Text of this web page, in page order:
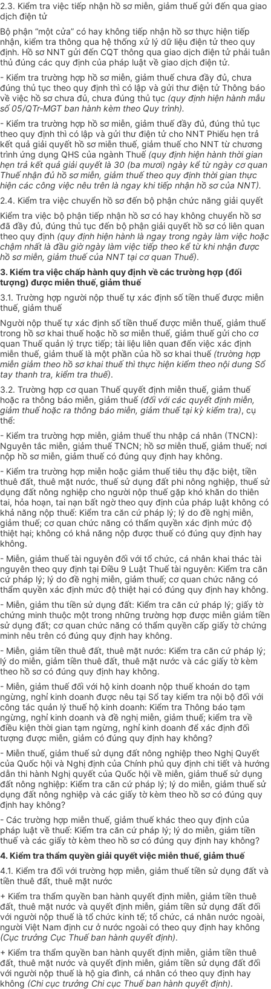
2.3. Kiểm tra việc tiếp nhận hồ sơ miễn, giảm thuế gửi đến qua giao
dịch điện tử
Bộ phận “một cửa” có hay không tiếp nhận hồ sơ thực hiện tiếp
nhận, kiểm tra thông qua hệ thống xử lý dữ liệu điện tử theo quy
định. Hồ sơ NNT gửi đến CQT thông qua giao dịch điện tử phải tuân
thủ đúng các quy định của pháp luật về giao dịch điện tử.
- Kiểm tra trường hợp hồ sơ miễn, giảm thuế chưa đầy đủ, chưa
đúng thủ tục theo quy định thì có lập và gửi thư điện tử Thông báo
về việc hồ sơ chưa đủ, chưa đúng thủ tục (quy định hiện hành mẫu
số05/QTr-MGT ban hành kèm theo Quy trình).
- Kiểm tra trường hợp hồ sơ miễn, giảm thuế đầy đủ, đúng thủ tục
theo quy định thì có lập và gửi thư điện tử cho NNT Phiếu hẹn trả
kết quả giải quyết hồ sơ miễn thuế, giảm thuế cho NNT từ chương
trình ứng dụng QHS của ngành Thuế (quy định hiện hành thời gian
hẹn trả kết quả giải quyết là 30 (ba mươi) ngày kể từ ngày cơ quan
Thuế nhận đủ hồ sơ miễn, giảm thuế theo quy định thời gian thực
hiện các công việc nêu trên là ngay khi tiếp nhận hồ sơ của NNT).
2.4. Kiểm tra việc chuyển hồ sơ đến bộ phận chức năng giải quyết
Kiểm tra việc bộ phận tiếp nhận hồ sơ có hay không chuyển hồ sơ
đã đầy đủ, đúng thủ tục đến bộ phận giải quyết hồ sơ có liên quan
theo quy định (quy định hiện hành là ngay trong ngày làm việc hoặc
chậm nhất là đầu giờ ngày làm việc tiếp theo kể từ khinhận được
hồ sơ miễn, giảm thuế của NNT tại cơ quan Thuế).
3. Kiểm tra việc chấp hành quy định về các trường hợp (đối
tượng) được miễn thuế, giảm thuế
3.1. Trường hợp người nộp thuế tự xác định số tiền thuế được miễn
thuế, giảm thuế
Người nộp thuế tự xác định số tiền thuế được miễn thuế, giảm thuế
trong hồ sơ khai thuế hoặc hồ sơ miễn thuế, giảm thuế gửi cho cơ
quan Thuế quản lý trực tiếp; tài liệu liên quan đến việc xác định
miễn thuế, giảm thuế là một phần của hồ sơ khai thuế (trường hợp
miễn giảm theo hồ sơ khai thuế thì thực hiện kiểm theo nội dung Sổ
tay thanh tra, kiểm tra thuế).
3.2. Trường hợp cơ quan Thuế quyết định miễn thuế, giảm thuế
hoặc ra thông báo miễn, giảm thuế (đối với các quyết định miễn,
giảm thuế hoặc ra thông báo miễn, giảm thuế tại kỳ kiểm tra), cụ
thể:
- Kiểm tra trường hợp miễn, giảm thuế thu nhập cá nhân (TNCN):
Nguyên tắc miễn, giảm thuế TNCN; hồ sơ miễn thuế, giảm thuế; nơi
nộp hồ sơ miễn, giảm thuế có đúng quy định hay không.
- Kiểm tra trường hợp miễn hoặc giảm thuế tiêu thụ đặc biệt, tiền
thuê đất, thuê mặt nước, thuế sử dụng đất phi nông nghiệp, thuế sử
dụng đất nông nghiệp cho người nộp thuế gặp khó khăn do thiên
tai, hỏa hoạn, tai nạn bất ngờ theo quy định của pháp luật không có
khả năng nộp thuế: Kiểm tra căn cứ pháp lý; lý do đề nghị miễn,
giảm thuế; cơ quan chức năng có thẩm quyền xác định mức độ
thiệt hại; không có khả năng nộp được thuế có đúng quy định hay
không.
- Miễn, giảm thuế tài nguyên đối với tổ chức, cá nhân khai thác tài
nguyên theo quy định tại Điều 9 Luật Thuế tài nguyên: Kiểm tra căn
cứ pháp lý; lý do đề nghị miễn, giảm thuế; cơ quan chức năng có
thẩm quyền xác định mức độ thiệt hại có đúng quy định hay không.
- Miễn, giảm thu tiền sử dụng đất: Kiểm tra căn cứ pháp lý; giấy tờ
chứng minh thuộc một trong những trường hợp được miễn giảm tiền
sử dụng đất; cơ quan chức năng có thẩm quyền cấp giấy tờ chứng
minh nêu trên có đúng quy định hay không.
- Miễn, giảm tiền thuê đất, thuê mặt nước: Kiểm tra căn cứ pháp lý;
lý do miễn, giảm tiền thuê đất, thuê mặt nước và các giấy tờ kèm
theo hồ sơ có đúng quy định hay không.
- Miễn, giảm thuế đối với hộ kinh doanh nộp thuế khoán do tạm
ngừng, nghỉ kinh doanh được nêu tại Sổ tay kiểm tra nội bộ đối với
công tác quản lý thuế hộ kinh doanh: Kiểm tra Thông báo tạm
ngừng, nghỉ kinh doanh và đề nghị miễn, giảm thuế; kiểm tra về
điều kiện thời gian tạm ngừng, nghỉ kinh doanh để xác định đối
tượng được miễn, giảm có đúng quy định hay không?
- Miễn thuế, giảm thuế sử dụng đất nông nghiệp theo Nghị Quyết
của Quốc hội và Nghị định của Chính phủ quy định chi tiết và hướng
dẫn thi hành Nghị quyết của Quốc hội về miễn, giảm thuế sử dụng
đất nông nghiệp: Kiểm tra căn cứ pháp lý; lý do miễn, giảm thuế sử
dụng đất nông nghiệp và các giấy tờ kèm theo hồ sơ có đúng quy
định hay không?
- Các trường hợp miễn thuế, giảm thuế khác theo quy định của
pháp luật về thuế: Kiểm tra căn cứ pháp lý; lý do miễn, giảm tiền
thuế và các giấy tờ kèm theo hồ sơ có đúng quy định hay không?
4. Kiểm tra thẩm quyền giải quyết việc miễn thuế, giảm thuế
4.1. Kiểm tra đối với trường hợp miễn, giảm thuế tiền sử dụng đất và
tiền thuê đất, thuê mặt nước
+ Kiểm tra thẩm quyền ban hành quyết định miễn, giảm tiền thuê
đất, thuê mặt nước và quyết định miễn, giảm tiền sử dụng đất đối
với người nộp thuế là tổ chức kinh tế; tổ chức, cá nhân nước ngoài,
người Việt Nam định cư ở nước ngoài có theo quy định hay không
(Cục trưởng Cục Thuế ban hành quyết định).
+ Kiểm tra thẩm quyền ban hành quyết định miễn, giảm tiền thuê
đất, thuê mặt nước và quyết định miễn, giảm tiền sử dụng đất đối
với người nộp thuế là hộ gia đình, cá nhân có theo quy định hay
không (Chi cục trưởng Chi cục Thuế ban hành quyết định).